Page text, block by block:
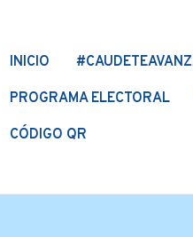
INICIO
PROGRAMA ELECTORAL
CÓDIGO QR